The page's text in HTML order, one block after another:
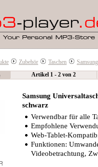
Zubehör Taschen
Samsung
Artikel 1 - 2 von 2
Samsung
schwarz
Verwendbar für alle
Empfohlene
Web-Tablet-
Funktionen:
Videobetrachtung,